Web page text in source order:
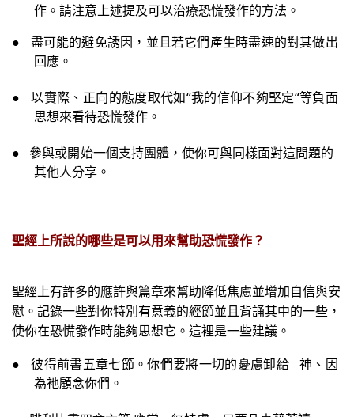
作。請注意上述提及可以治療恐慌發作的方法。
●
盡可能的避免誘因，並且若它們產生時盡速的對其做出
回應。
● 以實際、正向的態度取代如“我的信仰不夠堅定“等負面
思想來看待恐慌發作。
●
參與或開始一個支持團體，使你可與同樣面對這問題的
其他人分享。
聖經上所說的哪些是可以用來幫助恐慌發作？
聖經上有許多的應許與篇章來幫助降低焦慮並增加自信與安
慰。記錄一些對你特別有意義的經節並且背誦其中的一些，
使你在恐慌發作時能夠思想它。這裡是一些建議。
●
彼得前書五章七節。你們要將一切的憂慮卸給 神、因
為祂顧念你們。